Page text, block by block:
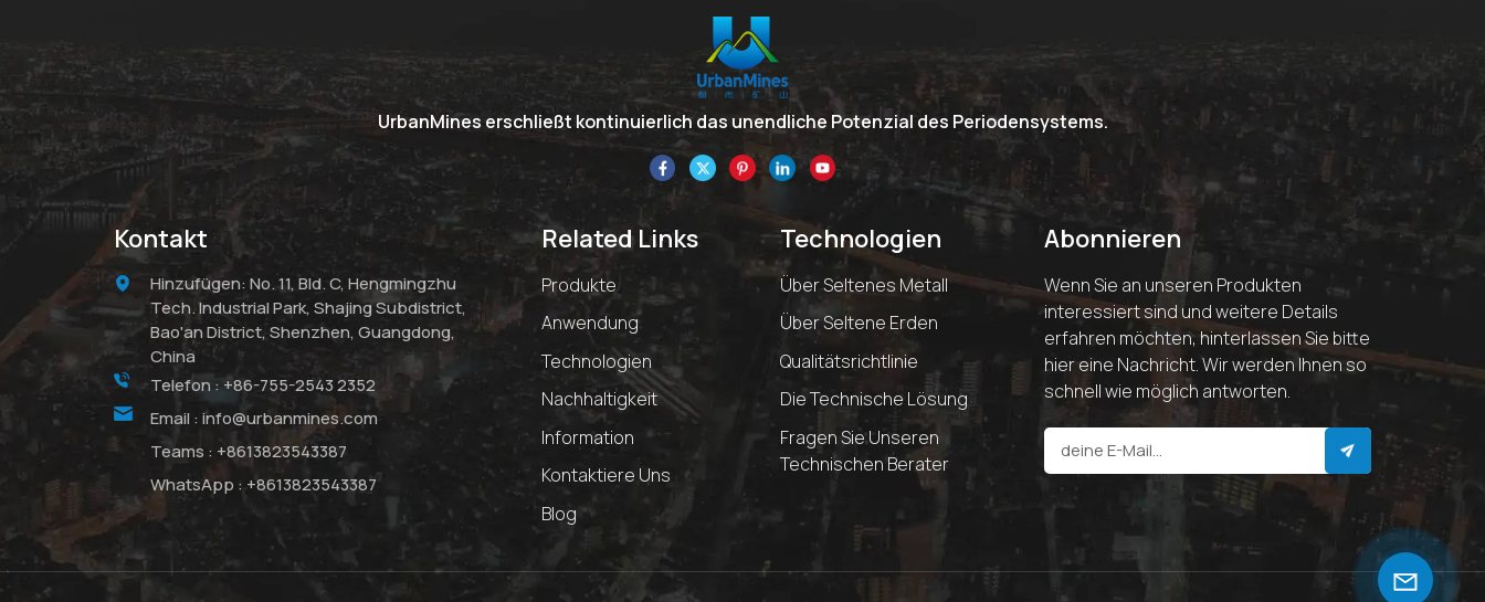
Zirkoniumsalzverbindungen
Pyrit-Mineral
Siliziummetall
Seltene Erden
Feinverbindungen
heiße Produkte
UrbanMines erschließt kontinuierlich das unendliche Potenzial des Periodensystems.
Kontakt
Hinzufügen: No. 11, Bld. C, Hengmingzhu
Tech. Industrial Park, Shajing Subdistrict,
Bao'an District, Shenzhen, Guangdong,
China
Telefon : +86-755-2543 2352
Email : info@urbanmines.com
Teams : +8613823543387
WhatsApp : +8613823543387
Related Links
Produkte
Anwendung
Technologien
Nachhaltigkeit
Information
Kontaktiere Uns
Blog
Technologien
Über Seltenes Metall
Über Seltene Erden
Qualitätsrichtlinie
Die Technische Lösung
Fragen Sie Unseren
Technischen Berater
Abonnieren
Wenn Sie an unseren Produkten
interessiert sind und weitere Details
erfahren möchten, hinterlassen Sie bitte
hier eine Nachricht. Wir werden Ihnen so
schnell wie möglich antworten.